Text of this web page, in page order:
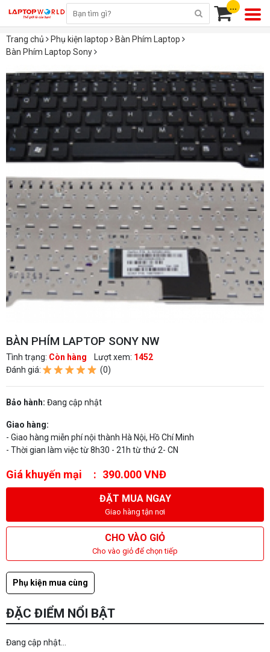
...
Trang chủ Phụ kiện laptop
Bàn Phím Laptop
Bàn Phím Laptop Sony
BÀN PHÍM LAPTOP SONY NW
Tình trạng: Còn hàng Lượt xem: 1452
Đánh giá:
(0)
Bảo hành: Đang cập nhật
Giao hàng:
- Giao hàng miễn phí nội thành Hà Nội, Hồ Chí Minh
- Thời gian làm việc từ 8h30 - 21h từ thứ 2- CN
Giá khuyến mại 390.000 VNĐ
ĐẶT MUA NGAY
Giao hàng tận nơi
CHO VÀO GIỎ
Cho vào giỏ để chọn tiếp
Phụ kiện mua cùng
ĐẶC ĐIỂM NỔI BẬT
Đang cập nhật...